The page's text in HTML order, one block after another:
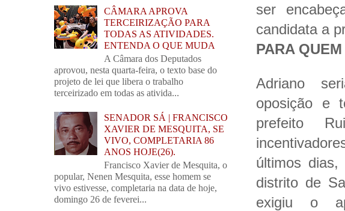
ser
candidata a
PARA
Adriano
oposição e
prefeito
últimos
distrito de
exigiu o
CÂMARA APROVA
TERCEIRIZAÇÃO PARA
TODAS AS ATIVIDADES.
ENTENDA O QUE MUDA
A Câmara dos Deputados
aprovou, nesta quarta-feira, o texto base do
projeto de lei que libera o trabalho
terceirizado em todas as ativida...
SENADOR SÁ | FRANCISCO
XAVIER DE MESQUITA, SE
VIVO, COMPLETARIA 86
ANOS HOJE(26).
Francisco Xavier de Mesquita, o
popular, Nenen Mesquita, esse homem se
vivo estivesse, completaria na data de hoje,
domingo 26 de feverei...